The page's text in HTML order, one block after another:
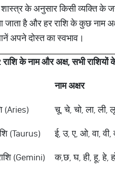
शास्त्र के अनुसार किसी व्यक्ति के
जाता है और हर राशि के कुछ नाम
अपने दोस्त का स्वभाव।
राशिकेनामऔरअक्ष,सभीराशियों
नामअक्षर
(Aries) चू, चे, चो, ला, ली,
(Taurus) ई, उ, ए, ओ, वा, वी,
(Gemini) क,छ, घ, ही, हू, हे,